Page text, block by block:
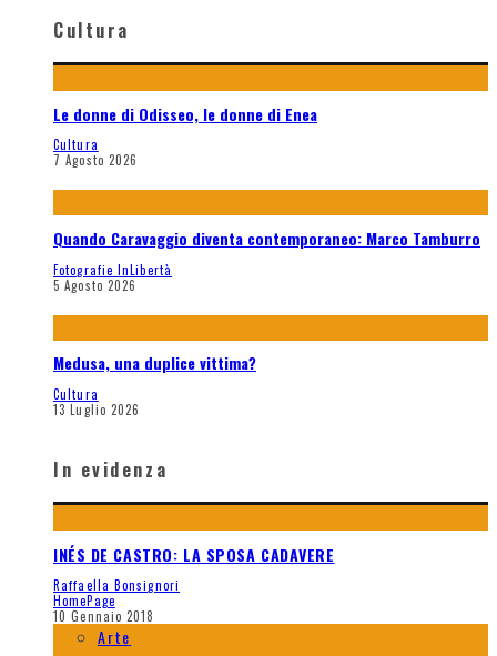
Cultura
Le donne di Odisseo, le donne di Enea
Cultura
7 Agosto 2026
Quando Caravaggio diventa contemporaneo: Marco Tamburro
Fotografie InLibertà
5 Agosto 2026
Medusa, una duplice vittima?
Cultura
13 Luglio 2026
In evidenza
INÉS DE CASTRO: LA SPOSA CADAVERE
Raffaella Bonsignori
HomePage
10 Gennaio 2018
Arte